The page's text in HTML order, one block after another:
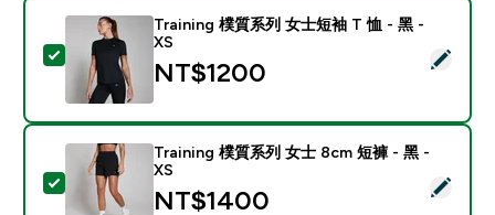
選取此商品 - Training 樸質系列 女士短袖 T 恤 - 黑 - XS
Training 樸質系列 女士短袖 T 恤 - 黑 -
XS
NT$1200‎
選取此商品 - Training 樸質系列 女士 8cm 短褲 - 黑 - XS
Training 樸質系列 女士 8cm 短褲 - 黑 -
XS
NT$1400‎